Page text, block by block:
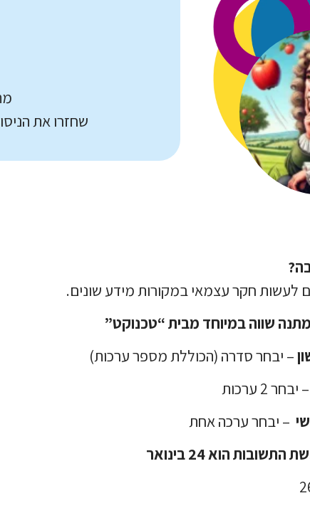
שחזרו את
לעשות חקר עצמאי במקורות מידע שונים.
שווה במיוחד מבית “טכנוקט”
– יבחר סדרה (הכוללת מספר ערכות)
– יבחר 2 ערכות
– יבחר ערכה אחת
הוא 24 בינואר